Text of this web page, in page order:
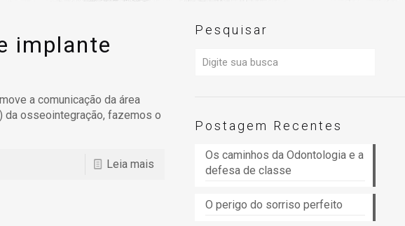
implante
a comunicação da área
da osseointegração, fazemos o
Leia mais
Pesquisar
Postagem Recentes
Os caminhos da Odontologia e a
defesa de classe
O perigo do sorriso perfeito